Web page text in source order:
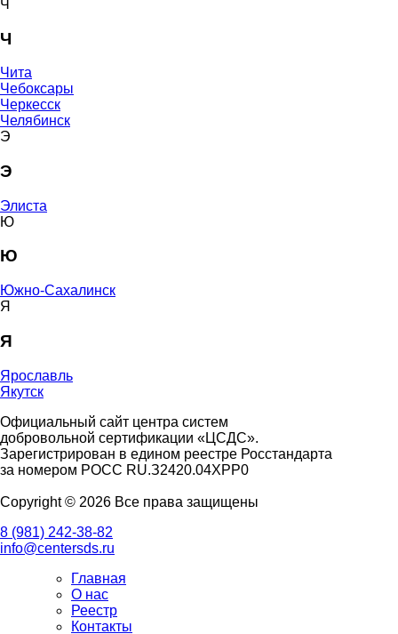
Ч
Ч
Чита
Чебоксары
Черкесск
Челябинск
Э
Э
Элиста
Ю
Ю
Южно-Сахалинск
Я
Я
Ярославль
Якутск
Официальный сайт центра систем
добровольной сертификации «ЦСДС».
Зарегистрирован в едином реестре Росстандарта
за номером РОСС RU.З2420.04ХРР0
Copyright © 2026 Все права защищены
8 (981) 242-38-82
info@centersds.ru
Главная
О нас
Реестр
Контакты